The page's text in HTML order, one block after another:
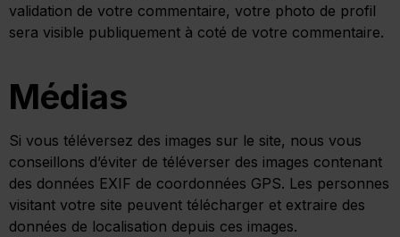
validation de votre commentaire, votre photo de profil
sera visible publiquement à coté de votre commentaire.
Médias
Si vous téléversez des images sur le site, nous vous
conseillons d’éviter de téléverser des images contenant
des données EXIF de coordonnées GPS. Les personnes
visitant votre site peuvent télécharger et extraire des
données de localisation depuis ces images.